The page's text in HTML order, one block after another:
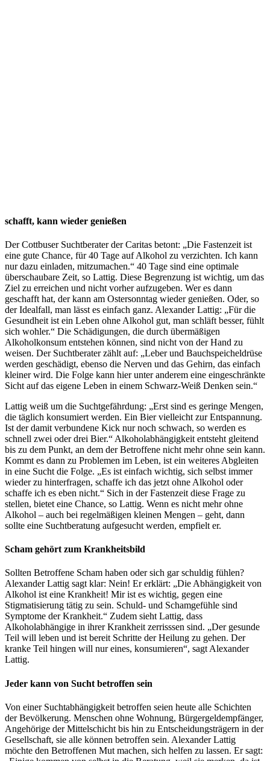
schafft, kann wieder genießen
Der Cottbuser Suchtberater der Caritas betont: „Die Fastenzeit ist
eine gute Chance, für 40 Tage auf Alkohol zu verzichten. Ich kann
nur dazu einladen, mitzumachen.“ 40 Tage sind eine optimale
überschaubare Zeit, so Lattig. Diese Begrenzung ist wichtig, um das
Ziel zu erreichen und nicht vorher aufzugeben. Wer es dann
geschafft hat, der kann am Ostersonntag wieder genießen. Oder, so
der Idealfall, man lässt es einfach ganz. Alexander Lattig: „Für die
Gesundheit ist ein Leben ohne Alkohol gut, man schläft besser, fühlt
sich wohler.“ Die Schädigungen, die durch übermäßigen
Alkoholkonsum entstehen können, sind nicht von der Hand zu
weisen. Der Suchtberater zählt auf: „Leber und Bauchspeicheldrüse
werden geschädigt, ebenso die Nerven und das Gehirn, das einfach
kleiner wird. Die Folge kann hier unter anderem eine eingeschränkte
Sicht auf das eigene Leben in einem Schwarz-Weiß Denken sein.“
Lattig weiß um die Suchtgefährdung: „Erst sind es geringe Mengen,
die täglich konsumiert werden. Ein Bier vielleicht zur Entspannung.
Ist der damit verbundene Kick nur noch schwach, so werden es
schnell zwei oder drei Bier.“ Alkoholabhängigkeit entsteht gleitend
bis zu dem Punkt, an dem der Betroffene nicht mehr ohne sein kann.
Kommt es dann zu Problemen im Leben, ist ein weiteres Abgleiten
in eine Sucht die Folge. „Es ist einfach wichtig, sich selbst immer
wieder zu hinterfragen, schaffe ich das jetzt ohne Alkohol oder
schaffe ich es eben nicht.“ Sich in der Fastenzeit diese Frage zu
stellen, bietet eine Chance, so Lattig. Wenn es nicht mehr ohne
Alkohol – auch bei regelmäßigen kleinen Mengen – geht, dann
sollte eine Suchtberatung aufgesucht werden, empfielt er.
Scham gehört zum Krankheitsbild
Sollten Betroffene Scham haben oder sich gar schuldig fühlen?
Alexander Lattig sagt klar: Nein! Er erklärt: „Die Abhängigkeit von
Alkohol ist eine Krankheit! Mir ist es wichtig, gegen eine
Stigmatisierung tätig zu sein. Schuld- und Schamgefühle sind
Symptome der Krankheit.“ Zudem sieht Lattig, dass
Alkoholabhängige in ihrer Krankheit zerrisssen sind. „Der gesunde
Teil will leben und ist bereit Schritte der Heilung zu gehen. Der
kranke Teil hingen will nur eines, konsumieren“, sagt Alexander
Lattig.
Jeder kann von Sucht betroffen sein
Von einer Suchtabhängigkeit betroffen seien heute alle Schichten
der Bevölkerung. Menschen ohne Wohnung, Bürgergeldempfänger,
Angehörige der Mittelschicht bis hin zu Entscheidungsträgern in der
Gesellschaft, sie alle können betroffen sein. Alexander Lattig
möchte den Betroffenen Mut machen, sich helfen zu lassen. Er sagt: